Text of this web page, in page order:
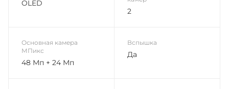
OLED
2
Основная камера
МПикс
48 Мп + 24 Мп
Вспышка
Да